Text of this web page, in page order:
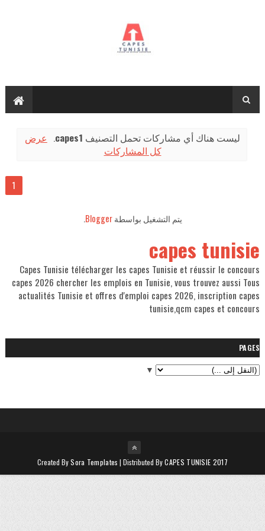
‏ليست هناك أي مشاركات تحمل التصنيف capes1
. عرض
كل المشاركات
1
يتم التشغيل بواسطةBlogger
.
capes tunisie
Capes Tunisie télécharger les capes Tunisie et réussir le concours
capes 2026 chercher les emplois en Tunisie, vous trouvez aussi Tous
actualités Tunisie et offres d'emploi capes 2026, inscription capes
tunisie,qcm capes et concours
PAGES
▼
Created BySora Templates | Distributed ByCAPES TUNISIE 2017